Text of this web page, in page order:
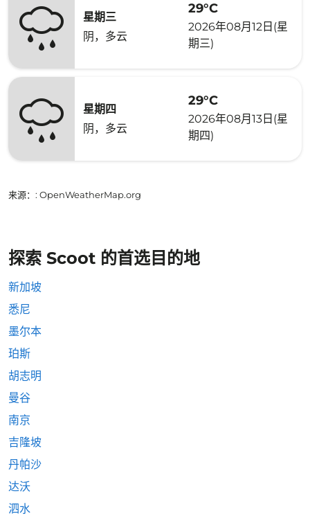
星期三
阴，多云
29°C
2026年08月12日(星
期三)
星期四
阴，多云
29°C
2026年08月13日(星
期四)
来源： : OpenWeatherMap.org
探索 Scoot 的首选目的地
新加坡
悉尼
墨尔本
珀斯
胡志明
曼谷
南京
吉隆坡
丹帕沙
达沃
泗水